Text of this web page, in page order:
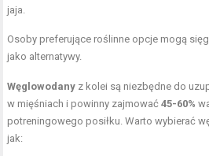
jaja.
Osoby preferujące roślinne opcje mogą
jako alternatywy.
Węglowodany z kolei są niezbędne do
w mięśniach i powinny zajmować45-60%
potreningowego posiłku. Warto wybierać
jak: